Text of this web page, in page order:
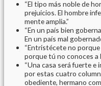
“El tipo más noble de
prejuicios. El hombre
mente amplia.”
“En un país bien
En un país mal
“Entristécete no
porque tú no conoces a
“Una casa será fuerte
por estas cuatro
obediente, hermano